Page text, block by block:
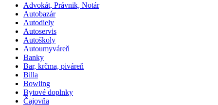
Advokát, Právnik, Notár
Autobazár
Autodiely
Autoservis
Autoškoly
Autoumyváreň
Banky
Bar, krčma, piváreň
Billa
Bowling
Bytové doplnky
Čajovňa